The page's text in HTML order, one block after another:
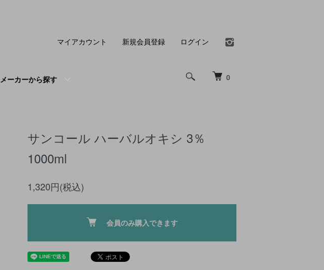
0
メーカーから探す
マイアカウント 新規会員登録 ログイン
サンコール ハーバルオキシ 3％
1000ml
1,320円(税込)
会員のみ購入できます